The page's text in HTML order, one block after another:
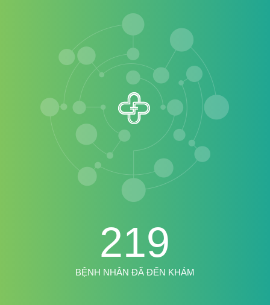
219
BỆNH NHÂN ĐÃ ĐẾN KHÁM